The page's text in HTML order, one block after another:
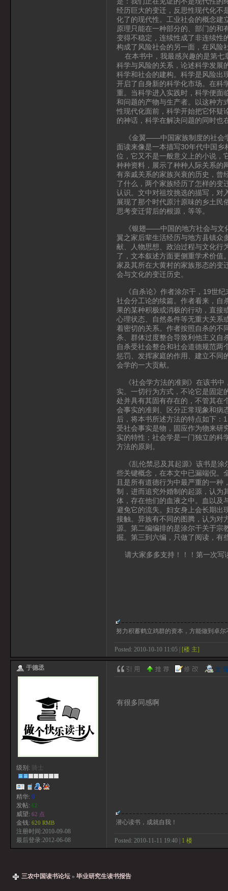
经历巨大的变迁，反思性现代化不
化了的现代性。工业社会的概念建
原理只能在一种部分的、部门的和
变得不稳定，连续性成了非连续性
构成了风险社会的另一面，在风险
在本书中，我最感兴趣的是第七
科学与风险的关系，论述科学发展
科学和社会的建构。科学是风险出
开启了自身新的科学化市场。在科
重。当科学进入实践时，科学便
和问题的产物与生产者。以这种方
性现代化面前，科学开始把它怀疑
的神话，科学在解决问题的同时也
《金翼——中国家族制度的社会学
面读来像是一本描写30年代中国
位，它又不是一般意义上的小说，
种种资料，展示了种种人际关系的
有亲戚关系的家族兴衰的历史，曾
了什么，两个家族经历了怎样的变
认识。文中对祖坟挑选的描写，对
展现了那个时代原汁原味的乡土民
思考变迁背后的根源，等等。
《银翅——中国的地方社会与文化
翼之家后辈生活经历与地方县镇众
献、人物思想、政治过程与文化行
了，文本叙述方面更侧重学术价值
家及其所在大黄村的家族形态的变
会与文化的变迁历史。
《自杀论》作者涂尔干，19世纪
社会分工论的续篇。作者看来，自
果的某种积极或消极的行动，直接
心理状态、自然条件等无重大关系
着密切的关系。作者按照自杀的不
杀、群体过度整合导致利他主义自
自杀受社会整合和社会道德规范两
惩罚、发挥家庭的作用、建立不同
会学的一大贡献。
《社会学方法的准则》在该书中
实。一切行为方式，不论它是固定
处并具有其固有存在的，不管其在
会事实的准则、区分正常现象和病
后，将本书所述方法的特点如下：
受社会事实是物，固应作为物来研
实的特性；社会学是一门独立的科
方法的原则。
《乱伦禁忌及其起源》该书是涂
些关键概念，在本文中已漏端倪。
且是所有道德行为中最严重的一
制，进而追究外婚制的起源，认为
体，存在他们的血液之中。血以及
避免它的流失。妇女身上会长期出
接触。异族有不同的图腾，认为对
源。第二编编排的是涂尔干关于宗
掘。第三到六编，只做了阅读，有
请大家多多支持！！！第一次写
努力积蓄鹤立鸡群的资本，方能做到卓尔
Posted: 2010-10-10 11:05 | [楼 主]
于德丞
级别: 骑士
精华: 0
发帖: 62
威望: 62 点
金钱: 620 RMB
注册时间:2010-09-08
最后登录:2012-06-08
有很多同感啊
潜心读书，成就自我！
Posted: 2010-11-11 19:40 | 1 楼
三农中国读书论坛 » 毕业研究生读书报告